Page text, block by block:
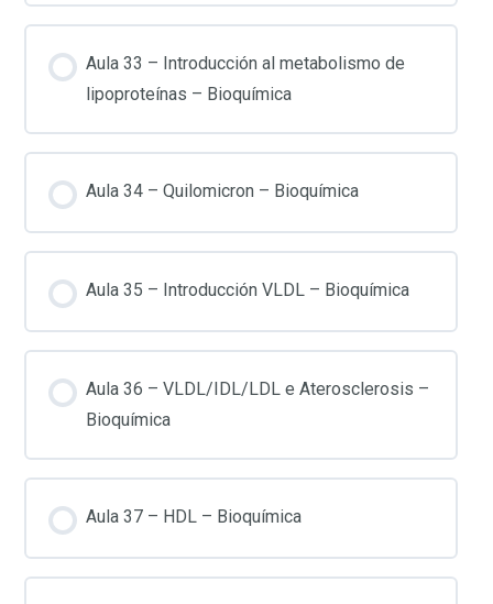
Aula 33 – Introducción al metabolismo de
lipoproteínas – Bioquímica
Aula 34 – Quilomicron – Bioquímica
Aula 35 – Introducción VLDL – Bioquímica
Aula 36 – VLDL/IDL/LDL e Aterosclerosis –
Bioquímica
Aula 37 – HDL – Bioquímica